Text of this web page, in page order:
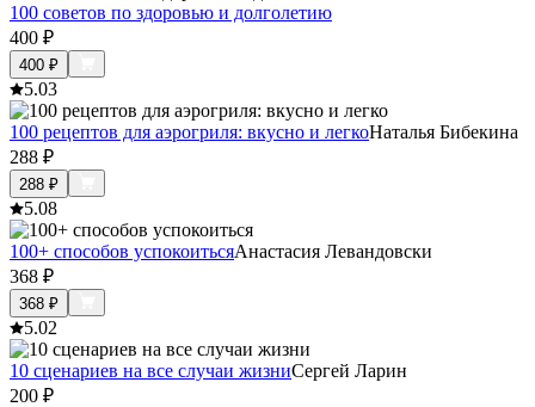
100 советов по здоровью и долголетию
400 ₽
400 ₽
5.03
100 рецептов для аэрогриля: вкусно и легкоНаталья Бибекина
288 ₽
288 ₽
5.08
100+ способов успокоитьсяАнастасия Левандовски
368 ₽
368 ₽
5.02
10 сценариев на все случаи жизниСергей Ларин
200 ₽